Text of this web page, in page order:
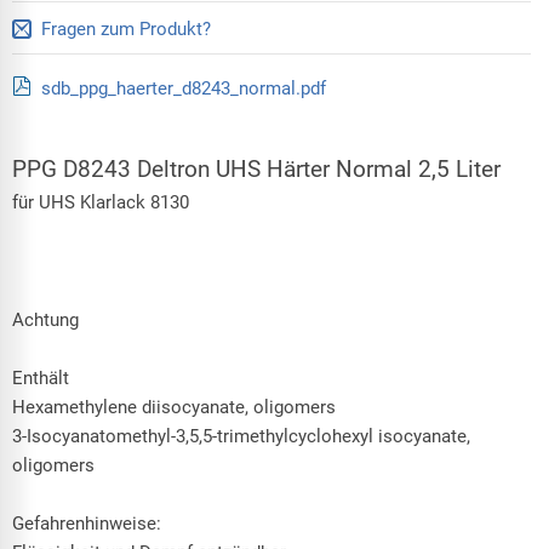
Fragen zum Produkt?
sdb_ppg_haerter_d8243_normal.pdf
PPG D8243 Deltron UHS Härter Normal 2,5 Liter
für UHS Klarlack 8130
Achtung
Enthält
Hexamethylene diisocyanate, oligomers
3-Isocyanatomethyl-3,5,5-trimethylcyclohexyl isocyanate,
oligomers
Gefahrenhinweise: